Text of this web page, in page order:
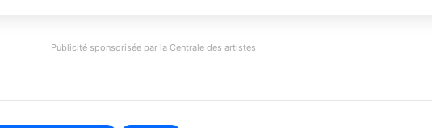
Publicité sponsorisée par la Centrale des artistes